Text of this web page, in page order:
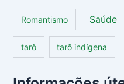
Romantismo Saúde
tarô tarô indígena